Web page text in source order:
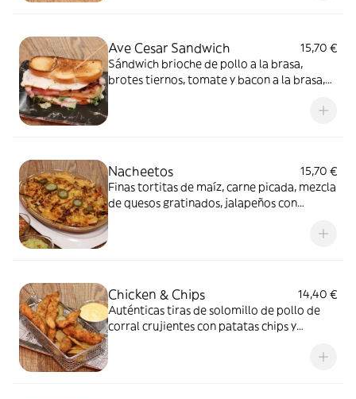
Ave Cesar Sandwich
15,70 €
Sándwich brioche de pollo a la brasa,
brotes tiernos, tomate y bacon a la brasa,
Nacheetos
15,70 €
Finas tortitas de maíz, carne picada, mezcla
de quesos gratinados, jalapeños con
Chicken & Chips
14,40 €
Auténticas tiras de solomillo de pollo de
corral crujientes con patatas chips y